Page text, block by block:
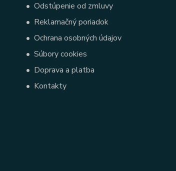
• Odstúpenie od zmluvy
• Reklamačný poriadok
• Ochrana osobných údajov
• Súbory cookies
• Doprava a platba
• Kontakty